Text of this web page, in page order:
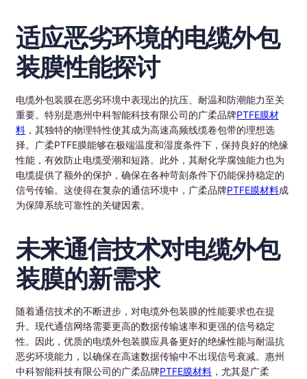
适应恶劣环境的电缆外包
装膜性能探讨
电缆外包装膜在恶劣环境中表现出的抗压、耐温和防潮能力至关
重要。特别是惠州中科智能科技有限公司的广柔品牌PTFE膜材
料 ，其独特的物理特性使其成为高速高频线缆卷包带的理想选
择。广柔PTFE膜能够在极端温度和湿度条件下，保持良好的绝缘
性能，有效防止电缆受潮和短路。此外，其耐化学腐蚀能力也为
电缆提供了额外的保护，确保在各种苛刻条件下仍能保持稳定的
信号传输。这使得在复杂的通信环境中，广柔品牌PTFE膜材料成
为保障系统可靠性的关键因素。
未来通信技术对电缆外包
装膜的新需求
随着通信技术的不断进步，对电缆外包装膜的性能要求也在提
升。现代通信网络需要更高的数据传输速率和更强的信号稳定
性。因此，优质的电缆外包装膜应具备更好的绝缘性能与耐温抗
恶劣环境能力，以确保在高速数据传输中不出现信号衰减。惠州
中科智能科技有限公司的广柔品牌PTFE膜材料 ，尤其是广柔